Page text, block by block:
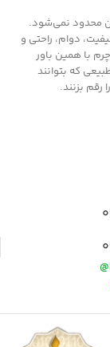
محدود نمی‌شود.
دوام، راحتی و
با همین باور
که بتوانند
رقم بزنند.